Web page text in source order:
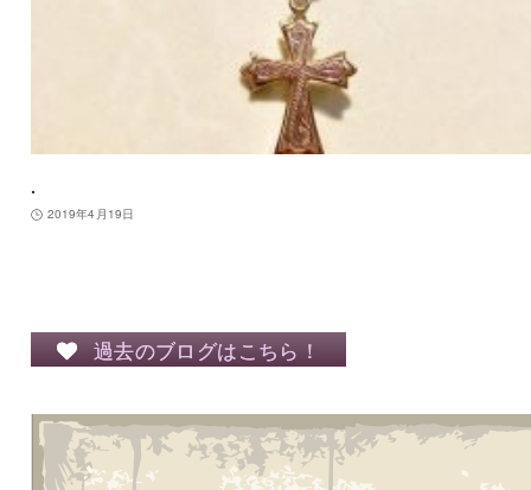
.
2019年4月19日
過去のブログはこちら！